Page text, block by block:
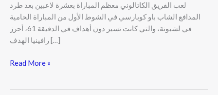
لعب الفريق الكاتالوني معظم المباراة بعشرة لاعبين بعد طرد
المدافع الشاب باو كوبارسي في الشوط الأول من المباراة الحامية
في لشبونة، والتي كانت تسير دون أهداف في الدقيقة 61، أحرز
رافينيا الهدف […]
Read More »